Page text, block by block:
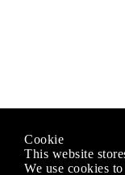
Cookie
This website
We use cookies